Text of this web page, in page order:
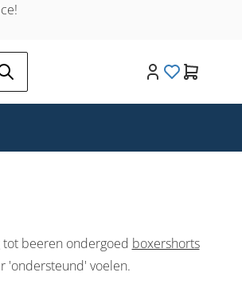
tot beeren ondergoed boxershorts
'ondersteund' voelen.